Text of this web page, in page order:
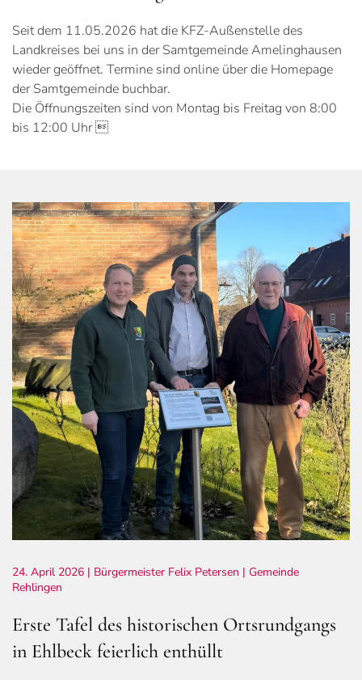
Seit dem 11.05.2026 hat die KFZ-Außenstelle des
Landkreises bei uns in der Samtgemeinde Amelinghausen
wieder geöffnet. Termine sind online über die Homepage
der Samtgemeinde buchbar.
Die Öffnungszeiten sind von Montag bis Freitag von 8:00
bis 12:00 Uhr 
24. April 2026 | Bürgermeister Felix Petersen | Gemeinde
Rehlingen
Erste Tafel des historischen Ortsrundgangs
in Ehlbeck feierlich enthüllt